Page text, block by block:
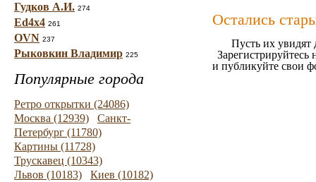
Гудков А.И. 274
Ed4x4 261
OVN 237
Рыковкин Владимир 225
Популярные города
Ретро открытки (24086)
Москва (12939)
Санкт-
Петербург (11780)
Картины (11728)
Трускавец (10343)
Львов (10183)
Киев (10182)
Остались
Пусть их увидят
Зарегистрируйтесь
и публикуйте свои